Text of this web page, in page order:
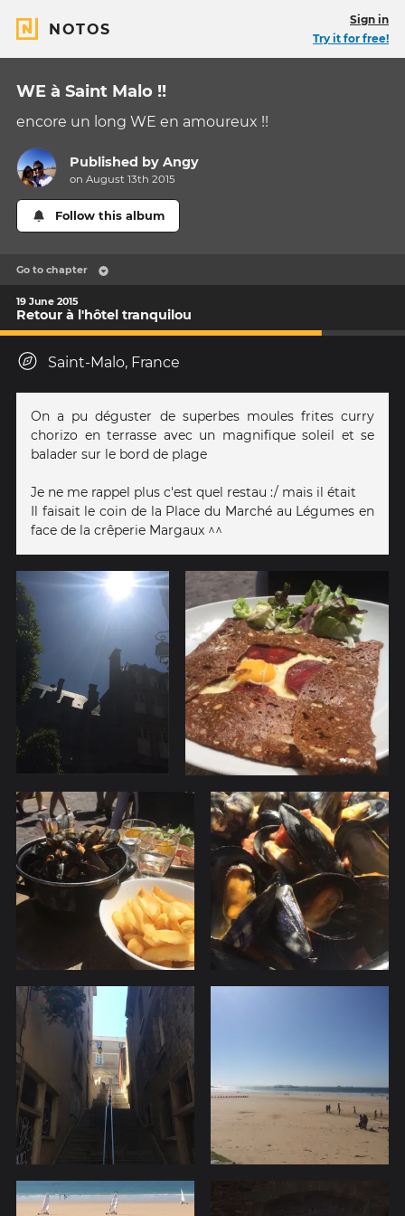
NOTOS
Sign in
Try it for free!
WE à Saint Malo !!
encore un long WE en amoureux !!
Published byAngy
on August 13th 2015
Follow this album
Go to chapter
19 June 2015
Retour à l'hôtel tranquilou
Saint-Malo, France
On a pu déguster de superbes moules frites curry
chorizo en terrasse avec un magnifique soleil et se
balader sur le bord de plage
Je ne me rappel plus c'est quel restau :/ mais il était
Il faisait le coin de la Place du Marché au Légumes en
face de la crêperie Margaux ^^